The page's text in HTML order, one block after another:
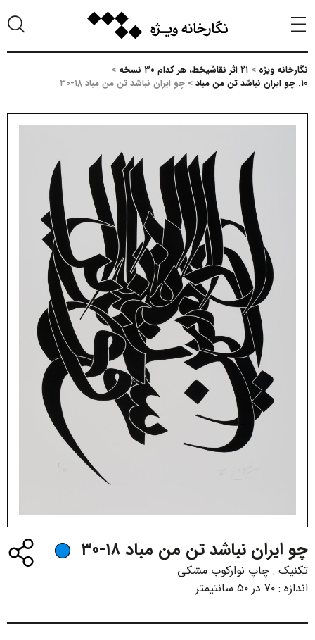
نگارخانه ویژه > ۲۱ اثر نقاشیخط، هر کدام ۳۰ نسخه
>
۱۰. چو ایران نباشد تن من مباد
> چو ایران نباشد تن من مباد ۱۸-۳۰
چو ایران نباشد تن من مباد ۱۸-۳۰
تکنیک : چاپ نوارکوب مشکی
اندازه : ۷۰ در ۵۰ سانتیمتر